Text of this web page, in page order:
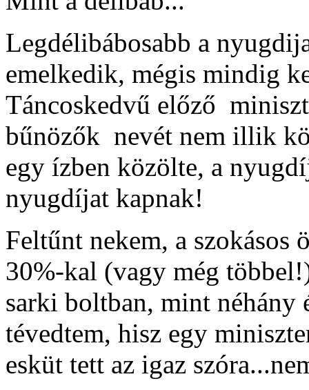
Legdélibábosabb a
emelkedik, mégis mindig
Táncoskedvű előző
bűnözők nevét nem illik
egy ízben közölte, a
nyugdíjat kapnak!
Feltűnt nekem, a szokásos
30%-kal (vagy még
sarki boltban, mint néhány
tévedtem, hisz egy
esküt tett az igaz